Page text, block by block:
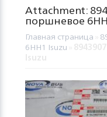
Attachment:
поршневое
Главная страница
6HH1 Isuzu